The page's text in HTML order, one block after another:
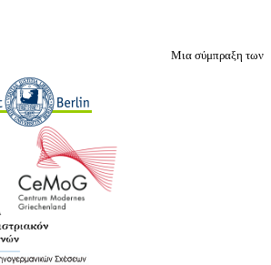
Μια σύμπραξη των